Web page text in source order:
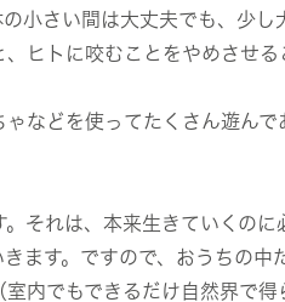
小さい間は大丈夫でも、少し
ヒトに咬むことをやめさせる
などを使ってたくさん遊んで
それは、本来生きていくのに
ます。ですので、おうちの中
内でもできるだけ自然界で得